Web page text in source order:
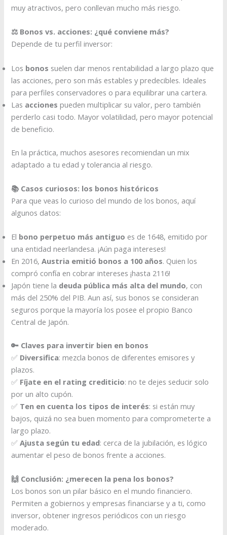
muy atractivos, pero conllevan mucho más riesgo.
⚖️ Bonos vs. acciones: ¿qué conviene más?
Depende de tu perfil inversor:
Los bonos suelen dar menos rentabilidad a largo plazo que
las acciones, pero son más estables y predecibles. Ideales
para perfiles conservadores o para equilibrar una cartera.
Las acciones pueden multiplicar su valor, pero también
perderlo casi todo. Mayor volatilidad, pero mayor potencial
de beneficio.
En la práctica, muchos asesores recomiendan un mix
adaptado a tu edad y tolerancia al riesgo.
📚 Casos curiosos: los bonos históricos
Para que veas lo curioso del mundo de los bonos, aquí
algunos datos:
El bono perpetuo más antiguo es de 1648, emitido por
una entidad neerlandesa. ¡Aún paga intereses!
En 2016,Austria emitió bonos a 100 años. Quien los
compró confía en cobrar intereses ¡hasta 2116!
Japón tiene la deuda pública más alta del mundo, con
más del 250% del PIB. Aun así, sus bonos se consideran
seguros porque la mayoría los posee el propio Banco
Central de Japón.
🔑 Claves para invertir bien en bonos
✅ Diversifica: mezcla bonos de diferentes emisores y
plazos.
✅ Fíjate en el rating crediticio: no te dejes seducir solo
por un alto cupón.
✅ Ten en cuenta los tipos de interés: si están muy
bajos, quizá no sea buen momento para comprometerte a
largo plazo.
✅Ajusta según tu edad: cerca de la jubilación, es lógico
aumentar el peso de bonos frente a acciones.
🙌 Conclusión: ¿merecen la pena los bonos?
Los bonos son un pilar básico en el mundo financiero.
Permiten a gobiernos y empresas financiarse y a ti, como
inversor, obtener ingresos periódicos con un riesgo
moderado.